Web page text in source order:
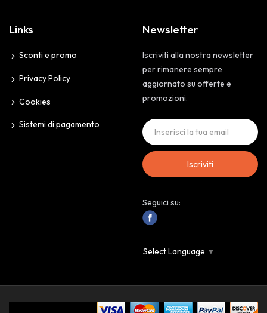
Links
Sconti e promo
Privacy Policy
Cookies
Sistemi di pagamento
Newsletter
Iscriviti alla nostra newsletter
per rimanere sempre
aggiornato su offerte e
promozioni.
Iscriviti
Seguici su:
Select Language ▼
IoAssaggio.it © 2024 Personal Store. All Rights Reserved